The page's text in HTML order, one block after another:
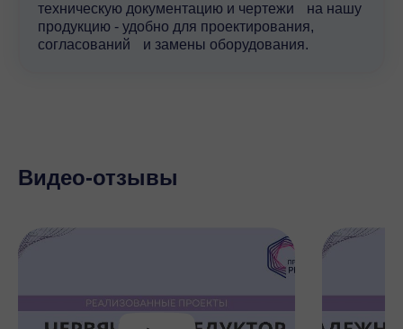
техническую документацию и чертежи на нашу
продукцию - удобно для проектирования,
согласований и замены оборудования.
Видео-отзывы